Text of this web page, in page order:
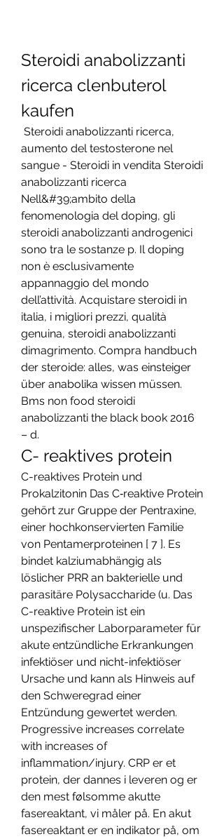
Steroidi anabolizzanti
ricerca clenbuterol
kaufen
aumento del testosterone nel
sangue - Steroidi in vendita Steroidi
anabolizzanti ricerca
Nell&#39;ambito della
fenomenologia del doping, gli
steroidi anabolizzanti androgenici
sono tra le sostanze p. Il doping
non è esclusivamente
appannaggio del mondo
dell’attività. Acquistare steroidi in
italia, i migliori prezzi, qualità
genuina, steroidi anabolizzanti
dimagrimento. Compra handbuch
der steroide: alles, was einsteiger
über anabolika wissen müssen.
Bms non food steroidi
anabolizzanti the black book 2016
– d.
C- reaktives protein
C-reaktives Protein und
Prokalzitonin Das C‑reaktive Protein
gehört zur Gruppe der Pentraxine,
einer hochkonservierten Familie
von Pentamerproteinen [ 7 ]. Es
bindet kalziumabhängig als
löslicher PRR an bakterielle und
parasitäre Polysaccharide (u. Das
C-reaktive Protein ist ein
unspezifischer Laborparameter für
akute entzündliche Erkrankungen
infektiöser und nicht-infektiöser
Ursache und kann als Hinweis auf
den Schweregrad einer
Entzündung gewertet werden.
Progressive increases correlate
with increases of
inflammation/injury. CRP er et
protein, der dannes i leveren og er
den mest følsomme akutte
fasereaktant, vi måler på. En akut
fasereaktant er en indikator på, om